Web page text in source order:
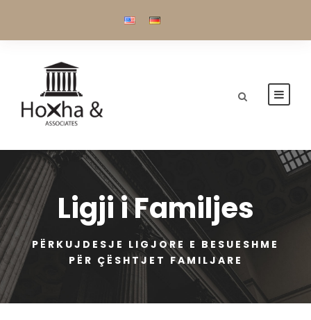
Ligji i Familjes
PËRKUJDESJE LIGJORE E BESUESHME
PËR ÇËSHTJET FAMILJARE